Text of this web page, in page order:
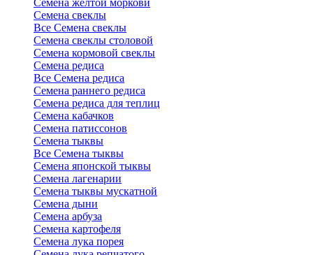
Семена желтой моркови
Семена свеклы
Все Семена свеклы
Семена свеклы столовой
Семена кормовой свеклы
Семена редиса
Все Семена редиса
Семена раннего редиса
Семена редиса для теплиц
Семена кабачков
Семена патиссонов
Семена тыквы
Все Семена тыквы
Семена японской тыквы
Семена лагенарии
Семена тыквы мускатной
Семена дыни
Семена арбуза
Семена картофеля
Семена лука порея